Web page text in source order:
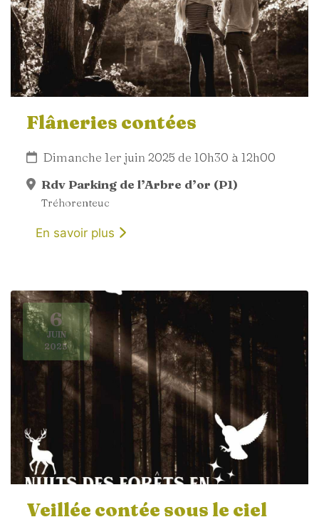
Flâneries contées
Dimanche 1er juin 2025 de 10h30 à 12h00
Rdv Parking de l’Arbre d’or (P1)
Tréhorenteuc
En savoir plus
6
JUIN
2025
Veillée contée sous le ciel